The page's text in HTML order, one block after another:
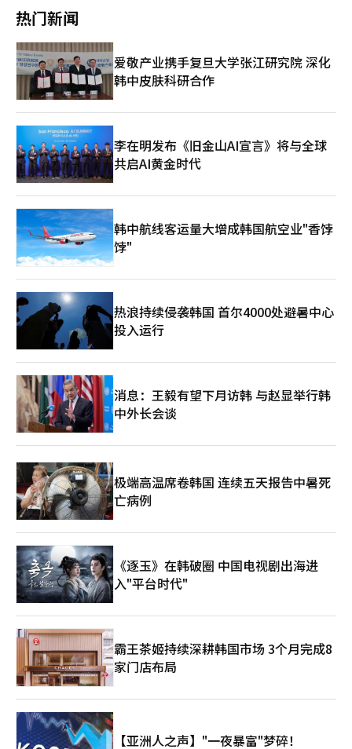
漫画平台的使用增加，未来的关键任务将是如何长期延续原作IP的
生命力，并在影视化后持续创造扩展结构。”※ 本报道经人工智
能（AI）系统翻译与编辑。
而强烈的概念。我认为如果多美能同时展现这两种风格，就能很好
贤带来了很大的激励。她对强东源的舞蹈实力和练习量感到惊叹，
而对严泰九则表示他在舞台上完全变成了另一个人。“东源前辈在
舞蹈方面真的很出色。我在练习室看到他练习霹雳舞和头旋等舞
蹈，短时间内就能完成，真的很神奇。我想知道他为了达到这样的
身是汗。个人练习后再和我们一起练习，感觉他每天练习了6到7个
小时，真的让我感到佩服。”“泰九前辈在练习时并没有展示太
多，但一上舞台就变得完全不同。东源前辈说我有舞台天赋，但我
觉得泰九前辈才是真正的舞台天生的。我感到被惊艳到了。我们分
配角色时，我想着‘我只需要眨眼就行了’，但在说唱部分，他却
眨了百万次眼。我觉得‘我的角色被抢走了’。他在舞台上飞翔，
泰九前辈的可爱程度不亚于现役偶像。”舞台拍摄时间很短。朴智
贤表示，她在舞台上实际站立的时间只有两天。尽管时间短暂，她
感受到了舞台带来的喜悦，同时也重新思考了真正的歌手所承受的
压力。“我觉得我在舞台上拍摄的时间只有两天，感到有些遗憾。
我想再次感受在舞台上站立时的喜悦。实际上，我有些幻想的梦
担，没有任何帮助。我之前没有想到这一点。”朴智贤认为，多美
与自己相似的地方在于诚实和对当下的忠实。然而，当被问及是否
能像多美那样生活时，她却划清了界限。因为她认为现实中需要礼
仪、规范和秩序。“我认为诚实和对当下的忠实是相似之处。但我
觉得我不能像多美那样生活。虽然我也有代入感，但我不能像多美
那样生活。作为社会动物，如果像多美那样生活，虽然她会幸福，
但我觉得她并不是每个人都喜欢的朋友。因为我们需要遵守礼仪、
规范和秩序。我会梦想像多美那样生活。虽然我也有多美的某些方
面，但我觉得我不如她。”喜剧演技对朴智贤来说是一个新的挑
战。她认为，比起努力搞笑，更重要的是让场景和角色真实地感受
到情感。由于缺乏喜剧演出的经验，她在拍摄过程中常常问自己这
样做是否正确。“在喜剧以及所有演技中，我主要思考如何在某些
方面有所不同。为了让日常对话或情感演出看起来不那么像演技，
而是更真实，我认为这些方面很重要。通过演出，我意识到喜剧尤
其重要。由于我没有太多喜剧演出的经验，所以在演出时我不断问
自己‘这样做对吗’。看完电影后，我也不知道自己是否做得好。
笑。”对朴智贤来说，《野生事物》是一个巨大的挑战。这不仅仅
意味着展示她从未展现过的面貌，更是她认为最困难的演技之一，
同时也让她重新思考未来的喜剧演技。“对我来说，这部作品是一
个巨大的挑战。并不仅仅是展示与以往不同的面貌，而是我认为是
最困难的演技。我觉得这部作品给我留下了演技上的作业，最终也
展示了不同的面貌。完成后，我才意识到‘这就是这个类型的魅
力’。我也想进一步学习演技，希望这能成为我未来喜剧演技的起
点。”※ 本报道经人工智能（AI）系统翻译与编辑。
力，那就是在撒谎。就像大家庭中，珍贵的女儿在节日时向亲戚介
角色。在原作中，顺鹿被描绘成年轻男孩中的独角兽，几乎没有缺
陷的完美年轻男孩。虽然有这样的压力，但我认为能演绎这样一个
幻想般的人物是一个很大的机会。因此，我在这部作品中准备得特
别充分。”《尤米的细胞们》第三季与前两季各14集不同，只有8
集，这让希望能更长时间看到尤米与顺鹿故事的粉丝感到遗憾。金
在元也表示，如果能有更长的时间展示，或许能更细腻地表现，但
最重要的是在有限的集数中准确表达顺鹿这个角色。“我个人认
为，顺鹿与尤米身边的角色有些不同。他是那种一旦有了确定的想
法就会直冲而上的类型。因为他不是一个会计算的人，所以反而能
更紧凑地表现出来。当然，如果能有更长的时间展示会更好，但我
认为不论长短，准确表达顺鹿这个角色是最重要的，我努力做到这
一点。”金在元认为，顺鹿最大的魅力在于他毫不犹豫地直冲而
上。他认为，顺鹿的核心在于在心中确定的瞬间毫不犹豫地向尤米
靠近，而不仅仅是外在的身高或外貌幻想。“很多人提到顺鹿像独
角兽一样的高大身材或外在特征，但我认为这些都是附加魅力。顺
实中可能会有困难，但从他心中决定‘我爱这个人’、‘我会一辈
子守护尤米’的那一刻起，他就毫不犹豫地朝着一个方向前进。我
认为这也是顺鹿能够与尤米走到婚姻的最大原因。”作为改编自网
络漫画的作品，外形上的高度还原也是一项重要任务。金在元表
示，为了实现原作粉丝心目中顺鹿的形象，他在发型、眼镜、服装
以及工作时与下班后的态度上都进行了细致的思考。“首先，我努
力在外形上做到位。工作时的顺鹿是半扎的头发，戴着方形眼镜，
想要显得冷静。相反，下班后的顺鹿则是卷发披肩，穿着睡衣，采
取一种在公司绝对不会有的放松姿态。实际上，我并不是‘宅
男’，但我觉得在工作结束后感到疲惫的瞬间与顺鹿有些相似，所
因此演员在演出时也需要考虑到屏幕外细胞的存在。与积累了三季
经验的制作团队不同，首次加入第三季的金在元也需要时间适应这
种方式。“我知道现场工作人员会直接朗读细胞的台词，但有些台
词是读，有些则不读。我很好奇，问了导演，导演解释说这是后面
种心意的场景，导演会要求‘希望能把头转向另一边’等细节。看
完正片后，我发现‘我爱这个人到可以无视细胞’的心情被很好地
呈现出来。这些细节非常有趣。”尤米与顺鹿的浪漫在确认彼此心
意后迅速推进。在8集的结构中，两人需要在短时间内确认心意并
走向婚姻。金在元表示，为了在短时间内让观众相信顺鹿的爱情，
他努力在现场将目光投向金高恩，真实地感受情感。“顺鹿与尤米
在彼此确认心意后，实际上几乎没有时间。我们需要在两集内紧凑
地展示所有内容。原作的粉丝们已经知道结局，所以我认为他们会
期待两人是如何走到婚姻的，以及那种氛围有多美好。因此，我在
思考顺鹿能多爱尤米时，甚至想到了要以顺鹿的心态在现场真实地
助他塑造顺鹿的情感。“我想以真实的心去爱金高恩。虽然我比她
年轻，但我努力去爱她。年龄差异完全不重要。她真的是一个可爱
到‘作业做得很好’的评价让我感到非常自豪。在结束最后一季
时，我感到非常感动。观众们也表现出类似的反应，让我觉得‘原
来不仅仅是我一个人这样’。"《尤米的细胞们》第三季讲述了成
为明星作家的尤米在无刺激的日常生活中，意外人物的出现让她再
次经历欢笑、泪水与爱情。原作中尤米的故事延续至具雄、尤巴
比、申顺鹿，但剧集只考虑到第二季，因此经过了一些变动。申顺
鹿的部分情节被转移到尤巴比（由朴智英饰演）身上也是这一过程
中的一部分。"最初考虑用这个原作讲述什么故事时，主要方向是
涵盖尤米的恋爱、爱情与分离，以及作为作家的成长。因此在第
一、第二季中，设定了尤米与巴比的恋爱结束后，作家出道的过
程。实际上，第三季在那时并没有考虑到。但由于第一、第二季受
到了极大的喜爱，因此才准备了第三季。于是我和编剧一起思
考，‘真是麻烦，怎么办’。编剧也非常喜欢原作，而我也是原作
结局，最终走到了第三季。"第三季中，尤米与顺鹿的浪漫关系以
所谓的‘厌恶关系’为基础重新编排。两人之间的年龄差距也被设
定得更大。"在原作中，尤米与顺鹿的恋爱有很多甜蜜的瞬间，但
冲突相对较小。然而，剧集需要有冲突的起承转合，才能让故事变
得有趣。因此在思考这一点时，我引入了‘厌恶关系’这个关键
词。已经成为成功作家的尤米首先会暗恋顺鹿，想到了在她的心中
应该有怎样的障碍。于是我觉得如果两人之间的年龄差距更大，尤
米在喜欢的同时会自然地有‘我可以喜欢他吗’的心情。为了增加
这种趣味，我在原作的基础上做了一些差异化，结果反响比预期更
大，让我有些惊讶。"饰演申顺鹿的金在元引起了很大的关注。原
作中，申顺鹿是尤米最后的恋爱与婚姻故事的关键人物，因此在第
三季中不可或缺。"我们见面时，真的有一种‘他就是顺鹿’的感
觉。因为是编剧和我一起见面的场合，虽然在新人的身份下金在元
可能会感到紧张，但我看到他努力不表现出紧张的样子。然而，这
种样子反而让我觉得他很像顺鹿。他穿着厚重的西装，戴着眼镜，
坐得端正，顺鹿的心情与之相似。我觉得他看起来既可爱又帅气，
面貌。在经历了具雄和尤巴比后，顺鹿在第三季的出现让制作团队
同样重视尤米与角色之间的化学反应。"我认为高个子男生与她很
搭。而且金在元的眼神清澈而深邃，与网络漫画中的形象也很契
合。最重要的是，我觉得两人的对视会很美。在第一次见面时，我
觉得非常好，心里想着‘太好了，可以做好’。"谈到第三季的尤
米，李相燮导演再次想到了金高恩。尽管是三季的合作演员，但这
次她依然展现了超出预期的表现。尤其是作为成功作家的尤米在第
三季开始时带着一丝从容与厌倦，这与金高恩作为演员所积累的时
间自然契合。"她真的是一位优秀的演员。在第一、第二季时，她
总是超出我的期待。看监视器时，我常常忍不住笑。在第三季中，
尤米作为成功作家开始时带着从容，而这与高恩在这段时间里参与
的各种作品和积累的良好经验非常契合。成功作家尤米所感受到的
厌倦与局限等情感也表现得超出预期。"李相燮导演认为，尤米的
魅力更接近于亲切感而非华丽。她是一个在身边可以看到的人，但
如果多加关注，就会发现她的闪光之处。他表示金高恩自然地展现
了这一点。"我认为尤米最大的优点是看似普通，但深入观察却是
闪闪发光的人。我们在日常生活中遇到的人，都是在各自的位置上
努力着。原作中这一点很重要，剧集也必须很好地展现这一点。在
与高恩准备时，我们也讨论了当代的共鸣。作为生活在同一时代的
热门新闻
爱敬产业携手复旦大学张江研究院 深化
韩中皮肤科研合作
李在明发布《旧金山AI宣言》将与全球
共启AI黄金时代
韩中航线客运量大增成韩国航空业"香饽
饽"
热浪持续侵袭韩国 首尔4000处避暑中心
投入运行
消息：王毅有望下月访韩 与赵显举行韩
中外长会谈
极端高温席卷韩国 连续五天报告中暑死
亡病例
《逐玉》在韩破圈 中国电视剧出海进
入"平台时代"
霸王茶姬持续深耕韩国市场 3个月完成8
家门店布局
【亚洲人之声】"一夜暴富"梦碎！